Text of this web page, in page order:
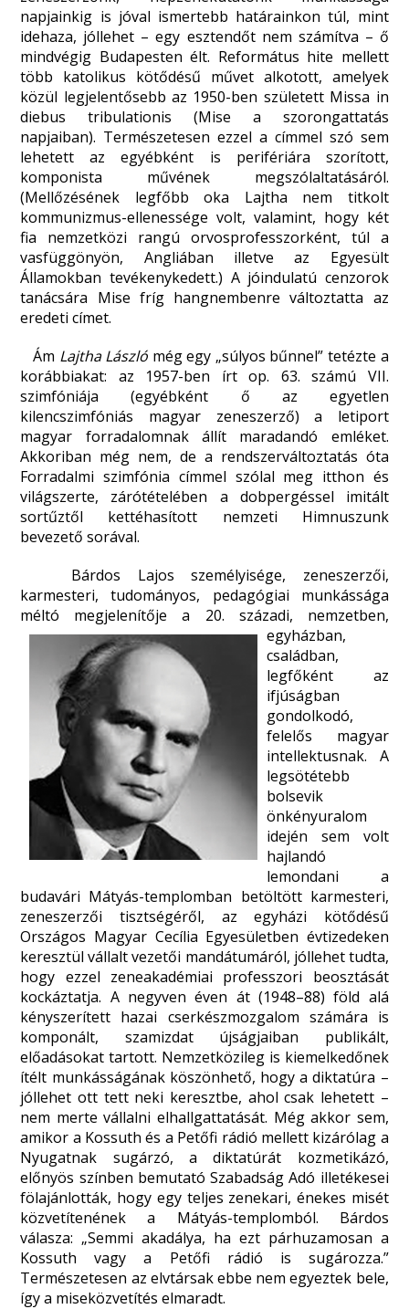
napjainkig is jóval ismertebb határainkon túl, mint
idehaza, jóllehet – egy esztendőt nem számítva – ő
mindvégig Budapesten élt. Református hite mellett
több katolikus kötődésű művet alkotott, amelyek
közül legjelentősebb az 1950-ben született Missa in
diebus tribulationis (Mise a szorongattatás
napjaiban). Természetesen ezzel a címmel szó sem
lehetett az egyébként is perifériára szorított,
komponista művének megszólaltatásáról.
(Mellőzésének legfőbb oka Lajtha nem titkolt
kommunizmus-ellenessége volt, valamint, hogy két
fia nemzetközi rangú orvosprofesszorként, túl a
vasfüggönyön, Angliában illetve az Egyesült
Államokban tevékenykedett.) A jóindulatú cenzorok
tanácsára Mise fríg hangnembenre változtatta az
eredeti címet.
Ám Lajtha László még egy „súlyos bűnnel” tetézte a
korábbiakat: az 1957-ben írt op. 63. számú VII.
szimfóniája (egyébként ő az egyetlen
kilencszimfóniás magyar zeneszerző) a letiport
magyar forradalomnak állít maradandó emléket.
Akkoriban még nem, de a rendszerváltoztatás óta
Forradalmi szimfónia címmel szólal meg itthon és
világszerte, zárótételében a dobpergéssel imitált
sortűztől kettéhasított nemzeti Himnuszunk
bevezető sorával.
Bárdos Lajos személyisége, zeneszerzői,
karmesteri, tudományos, pedagógiai munkássága
méltó megjelenítője a 20. századi, nemzetben,
egyházban,
családban,
legfőként az
ifjúságban
gondolkodó,
felelős magyar
intellektusnak. A
legsötétebb
bolsevik
önkényuralom
idején sem volt
hajlandó
lemondani a
budavári Mátyás-templomban betöltött karmesteri,
zeneszerzői tisztségéről, az egyházi kötődésű
Országos Magyar Cecília Egyesületben évtizedeken
keresztül vállalt vezetői mandátumáról, jóllehet tudta,
hogy ezzel zeneakadémiai professzori beosztását
kockáztatja. A negyven éven át (1948–88) föld alá
kényszerített hazai cserkészmozgalom számára is
komponált, szamizdat újságjaiban publikált,
előadásokat tartott. Nemzetközileg is kiemelkedőnek
ítélt munkásságának köszönhető, hogy a diktatúra –
jóllehet ott tett neki keresztbe, ahol csak lehetett –
nem merte vállalni elhallgattatását. Még akkor sem,
amikor a Kossuth és a Petőfi rádió mellett kizárólag a
Nyugatnak sugárzó, a diktatúrát kozmetikázó,
előnyös színben bemutató Szabadság Adó illetékesei
fölajánlották, hogy egy teljes zenekari, énekes misét
közvetítenének a Mátyás-templomból. Bárdos
válasza: „Semmi akadálya, ha ezt párhuzamosan a
Kossuth vagy a Petőfi rádió is sugározza.”
Természetesen az elvtársak ebbe nem egyeztek bele,
így a miseközvetítés elmaradt.